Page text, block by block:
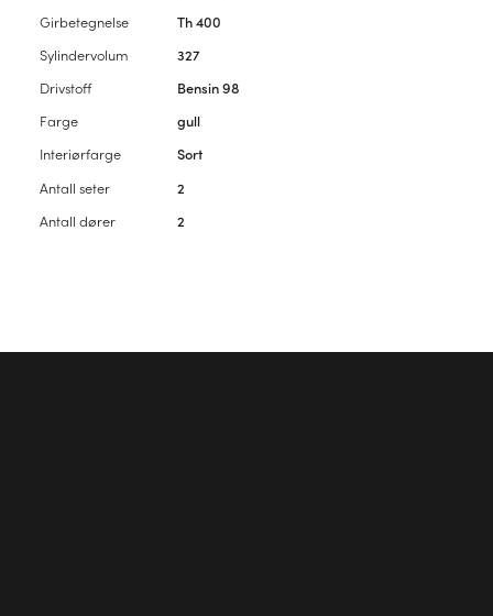
Girbetegnelse
Th 400
Sylindervolum
327
Drivstoff
Bensin 98
Farge
gull
Interiørfarge
Sort
Antall seter
2
Antall dører
2